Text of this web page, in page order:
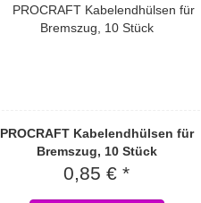
PROCRAFT Kabelendhülsen für
Bremszug, 10 Stück
0,85 € *